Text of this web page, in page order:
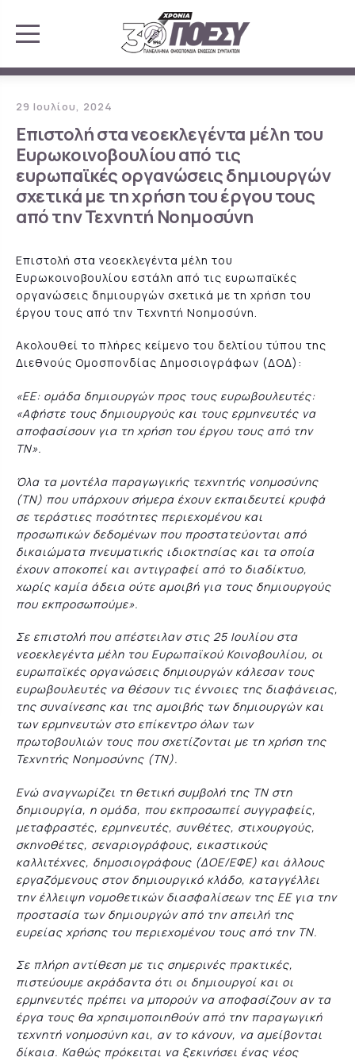
29 Ιουλίου, 2024
Επιστολή στα νεοεκλεγέντα μέλη του
Ευρωκοινοβουλίου από τις
ευρωπαϊκές οργανώσεις δημιουργών
σχετικά με τη χρήση του έργου τους
από την Τεχνητή Νοημοσύνη
Επιστολή στα νεοεκλεγέντα μέλη του
Ευρωκοινοβουλίου εστάλη από τις ευρωπαϊκές
οργανώσεις δημιουργών σχετικά με τη χρήση του
έργου τους από την Τεχνητή Νοημοσύνη.
Ακολουθεί το πλήρες κείμενο του δελτίου τύπου της
Διεθνούς Ομοσπονδίας Δημοσιογράφων (ΔΟΔ):
«ΕΕ: ομάδα δημιουργών προς τους ευρωβουλευτές:
«Αφήστε τους δημιουργούς και τους ερμηνευτές να
αποφασίσουν για τη χρήση του έργου τους από την
ΤΝ».
Όλα τα μοντέλα παραγωγικής τεχνητής νοημοσύνης
(ΤΝ) που υπάρχουν σήμερα έχουν εκπαιδευτεί κρυφά
σε τεράστιες ποσότητες περιεχομένου και
προσωπικών δεδομένων που προστατεύονται από
δικαιώματα πνευματικής ιδιοκτησίας και τα οποία
έχουν αποκοπεί και αντιγραφεί από το διαδίκτυο,
χωρίς καμία άδεια ούτε αμοιβή για τους δημιουργούς
που εκπροσωπούμε».
Σε επιστολή που απέστειλαν στις 25 Ιουλίου στα
νεοεκλεγέντα μέλη του Ευρωπαϊκού Κοινοβουλίου, οι
ευρωπαϊκές οργανώσεις δημιουργών κάλεσαν τους
ευρωβουλευτές να θέσουν τις έννοιες της διαφάνειας,
της συναίνεσης και της αμοιβής των δημιουργών και
των ερμηνευτών στο επίκεντρο όλων των
πρωτοβουλιών τους που σχετίζονται με τη χρήση της
Τεχνητής Νοημοσύνης (ΤΝ).
Ενώ αναγνωρίζει τη θετική συμβολή της ΤΝ στη
δημιουργία, η ομάδα, που εκπροσωπεί συγγραφείς,
μεταφραστές, ερμηνευτές, συνθέτες, στιχουργούς,
σκηνοθέτες, σεναριογράφους, εικαστικούς
καλλιτέχνες, δημοσιογράφους (ΔΟΕ/ΕΦΕ) και άλλους
εργαζόμενους στον δημιουργικό κλάδο, καταγγέλλει
την έλλειψη νομοθετικών διασφαλίσεων της ΕΕ για την
προστασία των δημιουργών από την απειλή της
ευρείας χρήσης του περιεχομένου τους από την ΤΝ.
Σε πλήρη αντίθεση με τις σημερινές πρακτικές,
πιστεύουμε ακράδαντα ότι οι δημιουργοί και οι
ερμηνευτές πρέπει να μπορούν να αποφασίζουν αν τα
έργα τους θα χρησιμοποιηθούν από την παραγωγική
τεχνητή νοημοσύνη και, αν το κάνουν, να αμείβονται
δίκαια. Καθώς πρόκειται να ξεκινήσει ένας νέος